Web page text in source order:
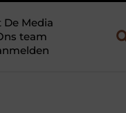
De Media
team